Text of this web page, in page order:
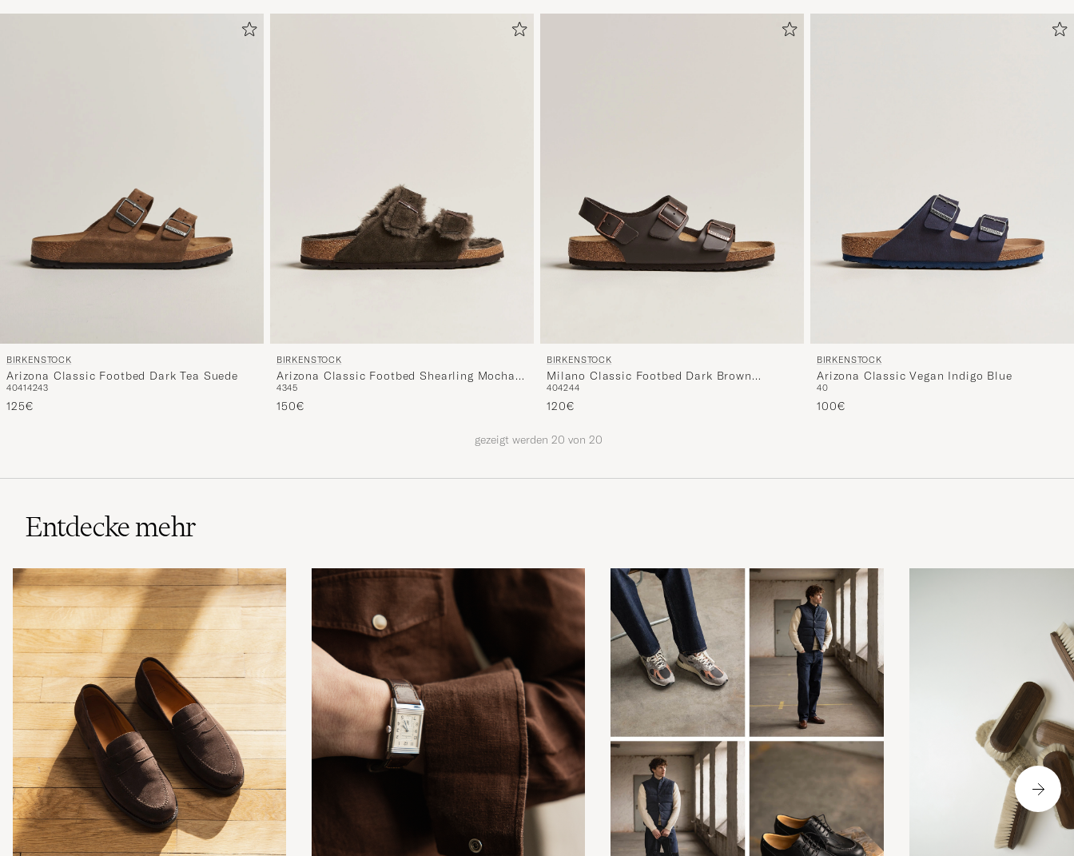
BIRKENSTOCK
Arizona Classic Footbed Dark Tea Suede
40414243
125€
BIRKENSTOCK
Arizona Classic Footbed Shearling Mocha
Suede
4345
150€
BIRKENSTOCK
Milano Classic Footbed Dark Brown
Leather
404244
120€
BIRKENSTOCK
Arizona Classic Vegan Indigo Blue
40
100€
gezeigt werden 20 von 20
Entdecke mehr